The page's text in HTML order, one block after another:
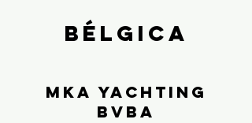
Bélgica
Mka Yachting
Bvba